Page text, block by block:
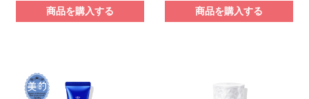
商品を購入する 商品を購入する